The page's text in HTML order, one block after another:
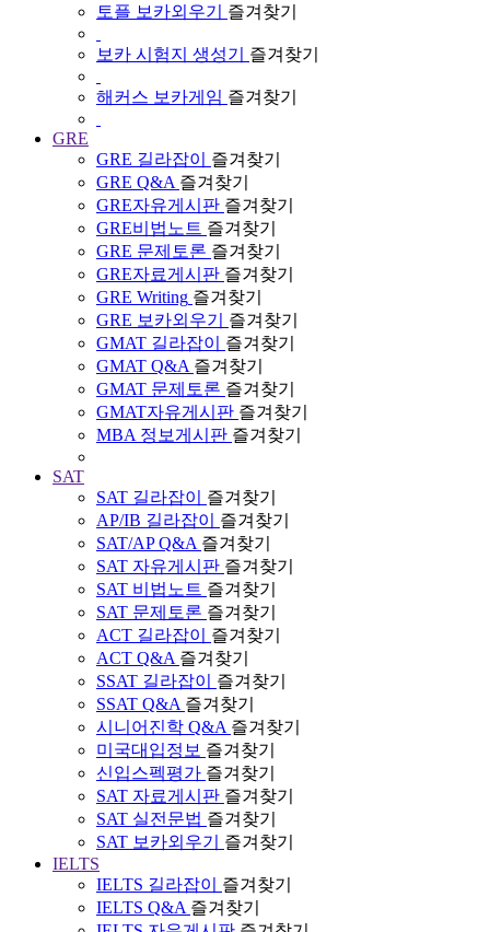
토플 보카외우기
즐겨찾기
보카 시험지 생성기 즐겨찾기
해커스 보카게임 즐겨찾기
GRE
GRE 길라잡이
즐겨찾기
GRE Q&A 즐겨찾기
GRE자유게시판 즐겨찾기
GRE비법노트 즐겨찾기
GRE 문제토론 즐겨찾기
GRE자료게시판 즐겨찾기
GRE Writing 즐겨찾기
GRE 보카외우기
즐겨찾기
GMAT 길라잡이
즐겨찾기
GMAT Q&A 즐겨찾기
GMAT 문제토론 즐겨찾기
GMAT자유게시판 즐겨찾기
MBA 정보게시판 즐겨찾기
SAT
SAT 길라잡이
즐겨찾기
AP/IB 길라잡이
즐겨찾기
SAT/AP Q&A 즐겨찾기
SAT 자유게시판 즐겨찾기
SAT 비법노트 즐겨찾기
SAT 문제토론 즐겨찾기
ACT 길라잡이
즐겨찾기
ACT Q&A 즐겨찾기
SSAT 길라잡이
즐겨찾기
SSAT Q&A 즐겨찾기
시니어진학 Q&A 즐겨찾기
미국대입정보 즐겨찾기
신입스펙평가 즐겨찾기
SAT 자료게시판 즐겨찾기
SAT 실전문법 즐겨찾기
SAT 보카외우기
즐겨찾기
IELTS
IELTS 길라잡이
즐겨찾기
IELTS Q&A 즐겨찾기